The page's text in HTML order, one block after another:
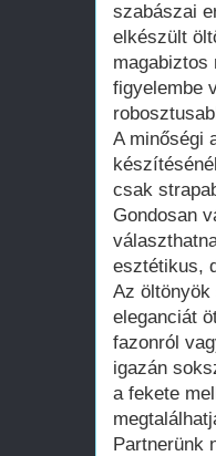
szabászai
elkészült
magabiztos
figyelembe
A minőségi
csak
Gondosan
esztétikus,
Az
eleganciát
fazonról
igazán
a fekete
Partnerünk